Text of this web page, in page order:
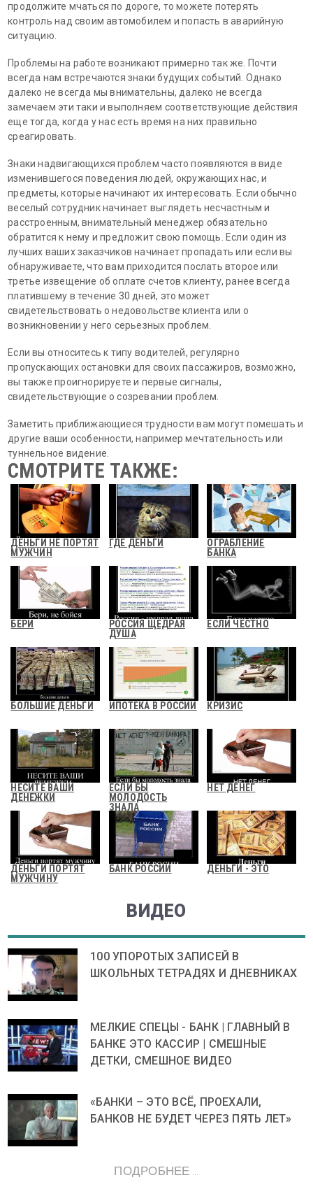
продолжите мчаться по дороге, то можете потерять
контроль над своим автомобилем и попасть в аварийную
ситуацию.
Проблемы на работе возникают примерно так же. Почти
всегда нам встречаются знаки будущих событий. Однако
далеко не всегда мы внимательны, далеко не всегда
замечаем эти таки и выполняем соответствующие действия
еще тогда, когда у нас есть время на них правильно
среагировать.
Знаки надвигающихся проблем часто появляются в виде
изменившегося поведения людей, окружающих нас, и
предметы, которые начинают их интересовать. Если обычно
веселый сотрудник начинает выглядеть несчастным и
расстроенным, внимательный менеджер обязательно
обратится к нему и предложит свою помощь. Если один из
лучших ваших заказчиков начинает пропадать или если вы
обнаруживаете, что вам приходится послать второе или
третье извещение об оплате счетов клиенту, ранее всегда
платившему в течение 30 дней, это может
свидетельствовать о недовольстве клиента или о
возникновении у него серьезных проблем.
Если вы относитесь к типу водителей, регулярно
пропускающих остановки для своих пассажиров, возможно,
вы также проигнорируете и первые сигналы,
свидетельствующие о созревании проблем.
Заметить приближающиеся трудности вам могут помешать и
другие ваши особенности, например мечтательность или
туннельное видение.
СМОТРИТЕ ТАКЖЕ:
ДЕНЬГИ НЕ ПОРТЯТ
МУЖЧИН
ГДЕ ДЕНЬГИ
ОГРАБЛЕНИЕ
БАНКА
БЕРИ
РОССИЯ ЩЕДРАЯ
ДУША
ЕСЛИ ЧЕСТНО
БОЛЬШИЕ ДЕНЬГИ ИПОТЕКА В РОССИИ КРИЗИС
НЕСИТЕ ВАШИ
ДЕНЕЖКИ
ЕСЛИ БЫ
МОЛОДОСТЬ
ЗНАЛА
НЕТ ДЕНЕГ
ДЕНЬГИ ПОРТЯТ
МУЖЧИНУ
БАНК РОССИИ ДЕНЬГИ - ЭТО
ВИДЕО
100 УПОРОТЫХ ЗАПИСЕЙ В
ШКОЛЬНЫХ ТЕТРАДЯХ И ДНЕВНИКАХ
МЕЛКИЕ СПЕЦЫ - БАНК | ГЛАВНЫЙ В
БАНКЕ ЭТО КАССИР | СМЕШНЫЕ
ДЕТКИ, СМЕШНОЕ ВИДЕО
«БАНКИ – ЭТО ВСЁ, ПРОЕХАЛИ,
БАНКОВ НЕ БУДЕТ ЧЕРЕЗ ПЯТЬ ЛЕТ»
ПОДРОБНЕЕ ...